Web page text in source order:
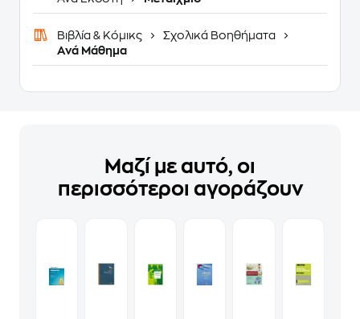
Βιβλία & Κόμικς
Σχολικά Βοηθήματα
Ανά Μάθημα
Μαζί με αυτό, οι
περισσότεροι αγοράζουν